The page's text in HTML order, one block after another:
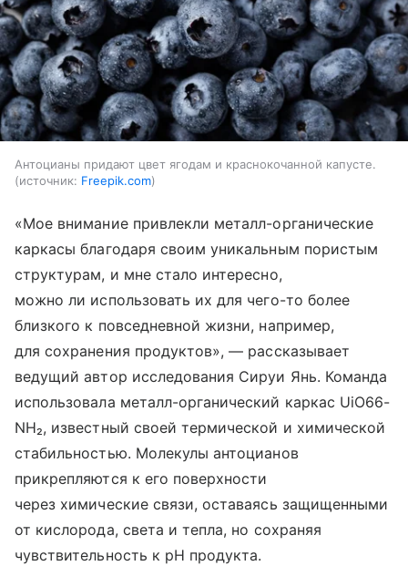
Антоцианы придают цвет ягодам и краснокочанной капусте.
источник: Freepik.com
«Мое внимание привлекли металл-органические
каркасы благодаря своим уникальным пористым
структурам, и мне стало интересно,
можно ли использовать их для чего-то более
близкого к повседневной жизни, например,
для сохранения продуктов», — рассказывает
ведущий автор исследования Сируи Янь. Команда
использовала металл-органический каркас UiO66-
NH₂, известный своей термической и химической
стабильностью. Молекулы антоцианов
прикрепляются к его поверхности
через химические связи, оставаясь защищенными
от кислорода, света и тепла, но сохраняя
чувствительность к pH продукта.